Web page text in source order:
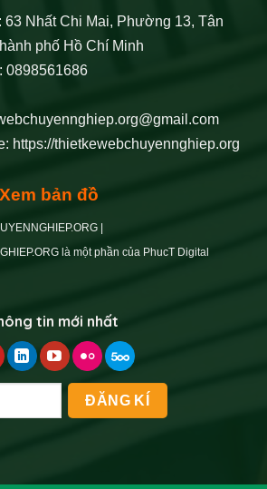
63 Nhất Chi Mai, Phường 13, Tân
phố Hồ Chí Minh
0898561686
https://thietkewebchuyennghiep.org
Xem bản đồ
|
là một phần của PhucT Digital
tin mới nhất